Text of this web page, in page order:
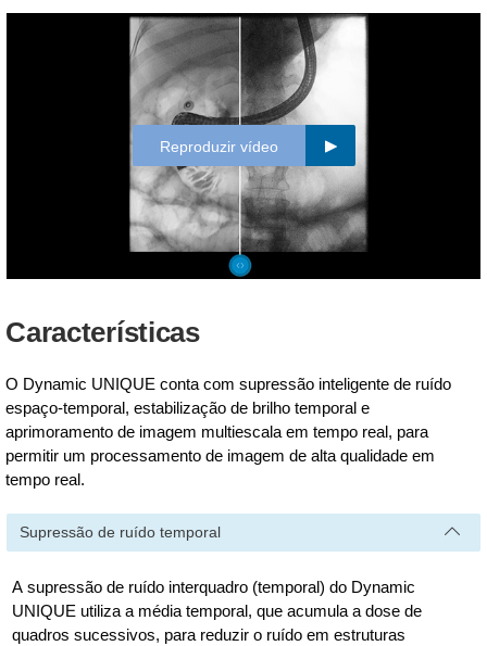
Reproduzir vídeo
Características
O Dynamic UNIQUE conta com supressão inteligente de ruído
espaço-temporal, estabilização de brilho temporal e
aprimoramento de imagem multiescala em tempo real, para
permitir um processamento de imagem de alta qualidade em
tempo real.
Supressão de ruído temporal
A supressão de ruído interquadro (temporal) do Dynamic
UNIQUE utiliza a média temporal, que acumula a dose de
quadros sucessivos, para reduzir o ruído em estruturas